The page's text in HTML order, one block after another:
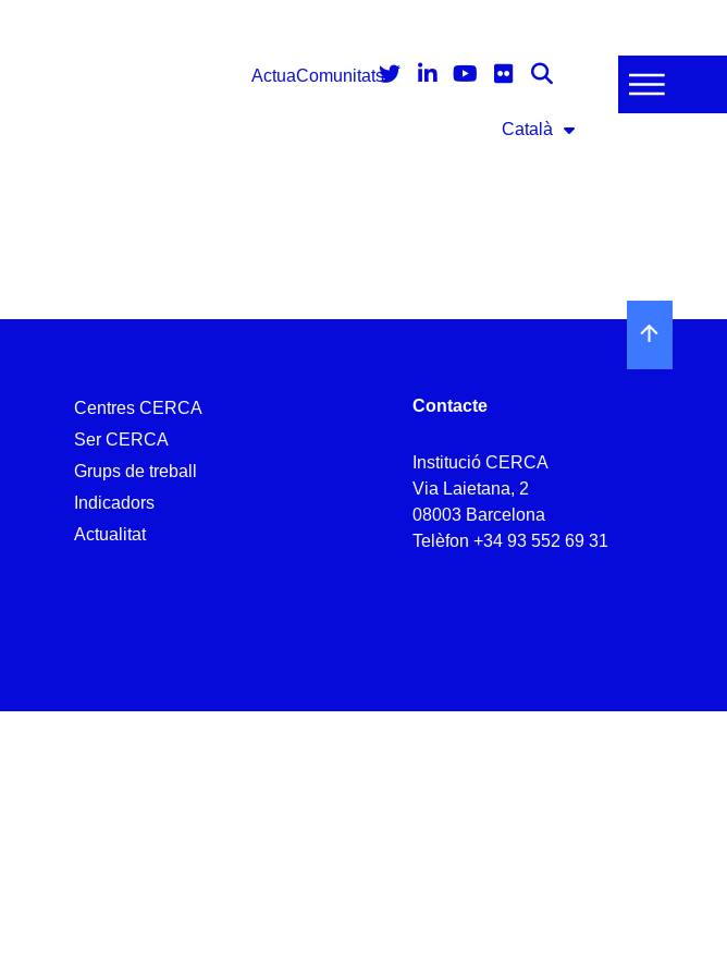
ActuaComunitats
Català
Centres CERCA
Ser CERCA
Grups de treball
Indicadors
Actualitat
Contacte
Institució CERCA
Via Laietana, 2
08003 Barcelona
Telèfon+34 93 552 69 31